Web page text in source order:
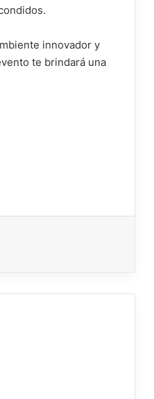
innovador y
te brindará una